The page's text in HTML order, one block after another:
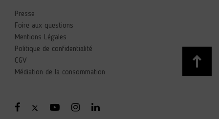
Presse
Foire aux questions
Mentions Légales
Politique de confidentialité
CGV
Médiation de la consommation